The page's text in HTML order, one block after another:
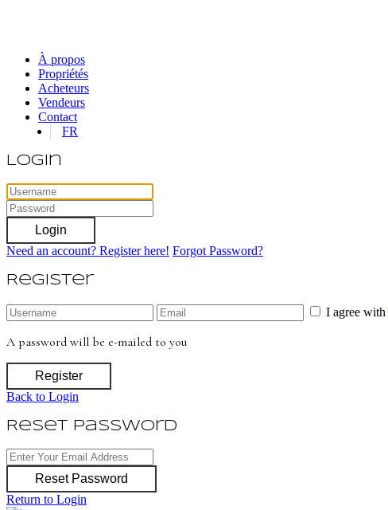
À propos
Propriétés
Acheteurs
Vendeurs
Contact
FR
Login
Login
Need an account? Register here! Forgot Password?
Register
I agree with
A password will be e-mailed to you
Register
Back to Login
Reset Password
Reset Password
Return to Login